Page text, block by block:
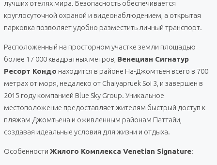
лучших отелях мира. Безопасность обеспечивается
круглосуточной охраной и видеонаблюдением, а открытая
парковка позволяет удобно разместить личный транспорт.
Расположенный на просторном участке земли площадью
более 17 000 квадратных метров, Венециан Сигнатур
Ресорт Кондо находится в районе На-Джомтьен всего в 700
метрах от моря, недалеко от Chaiyapruek Soi 3, и завершен в
2015 году компанией Blue Sky Group. Уникальное
местоположение предоставляет жителям быстрый доступ к
пляжам Джомтьена и оживленным районам Паттайи,
создавая идеальные условия для жизни и отдыха.
Особенности Жилого Комплекса Venetian Signature: